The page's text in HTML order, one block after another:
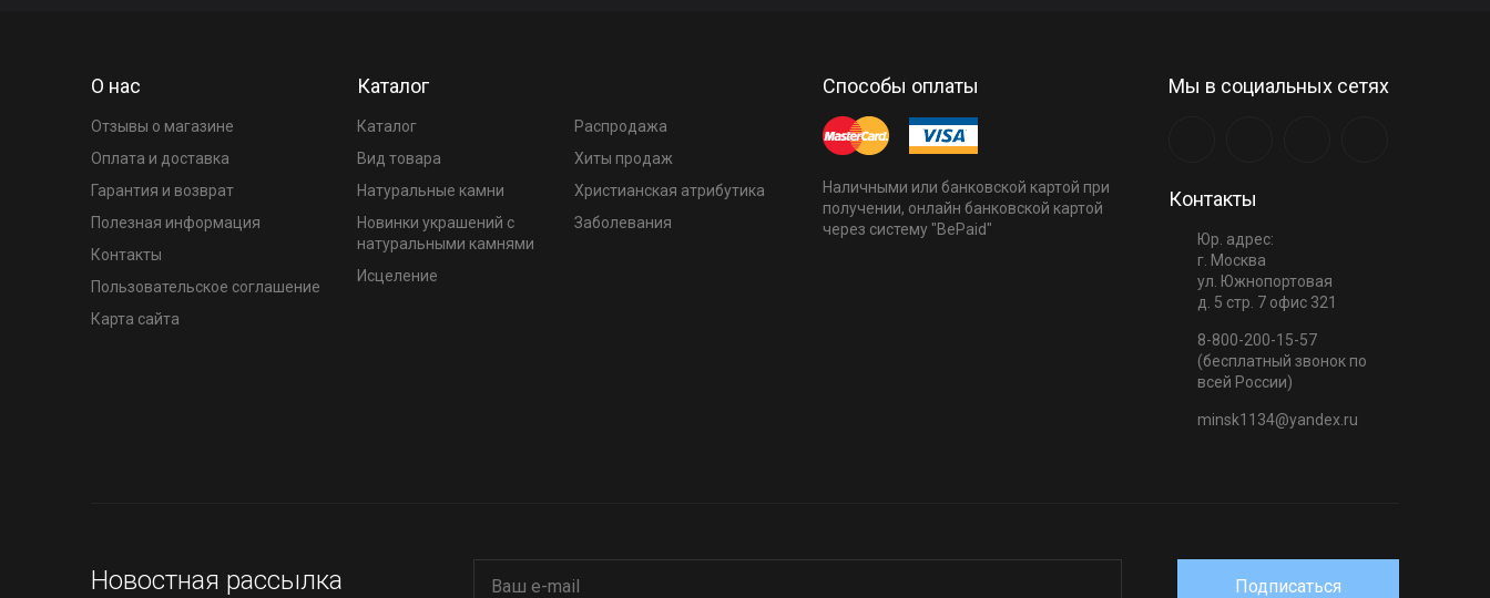
О нас
Отзывы о магазине
Оплата и доставка
Гарантия и возврат
Полезная информация
Контакты
Пользовательское соглашение
Карта сайта
Каталог
Каталог
Вид товара
Натуральные камни
Новинки украшений с
натуральными камнями
Распродажа
Хиты продаж
Христианская атрибутика
Заболевания
Исцеление
Способы оплаты
Наличными или банковской картой при
получении, онлайн банковской картой
через систему "BePaid"
Мы в социальных сетях
Контакты
Юр. адрес:
г. Москва
ул. Южнопортовая
д. 5 стр. 7 офис 321
8-800-200-15-57
(бесплатный звонок по
всей России)
minsk1134@yandex.ru
Новостная рассылка Подписаться